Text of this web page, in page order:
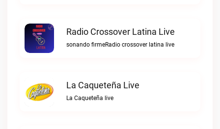
Radio Crossover Latina Live
sonando firmeRadio crossover latina live
La Caqueteña Live
La Caqueteña live